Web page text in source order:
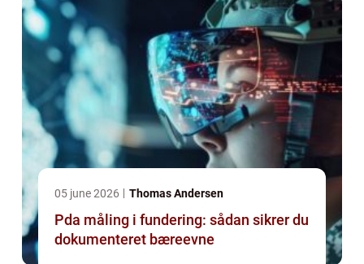
05 june 2026 Thomas Andersen
Pda måling i fundering: sådan sikrer du
dokumenteret bæreevne